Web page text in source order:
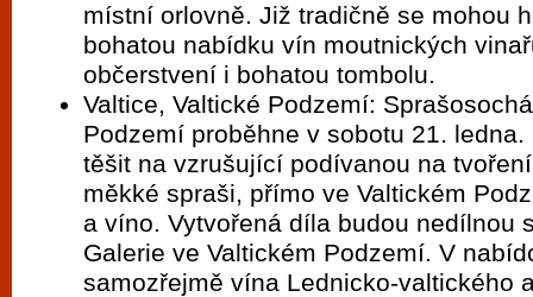
místní orlovně. Již tradičně se mohou
bohatou nabídku vín moutnických
občerstvení i bohatou tombolu.
Valtice, Valtické Podzemí:
Podzemí proběhne v sobotu 21.
těšit na vzrušující podívanou na
měkké spraši, přímo ve Valtickém
a víno. Vytvořená díla budou nedílnou
Galerie ve Valtickém Podzemí. V
samozřejmě vína Lednicko-valtického